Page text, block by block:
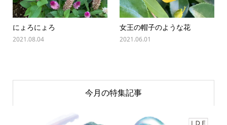
にょろにょろ
2021.08.04
女王の帽子のような花
2021.06.01
今月の特集記事